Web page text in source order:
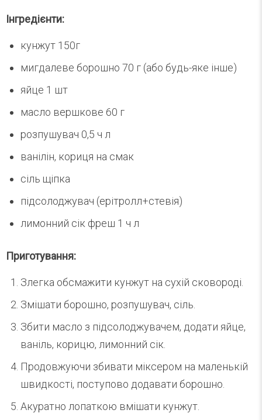
Інгредієнти:
кунжут 150г
мигдалеве борошно 70 г (або будь-яке інше)
яйце 1 шт
масло вершкове 60 г
розпушувач 0,5 ч л
ванілін, кориця на смак
сіль щіпка
підсолоджувач (ерітролл+стевія)
лимонний сік фреш 1 ч л
Приготування:
Злегка обсмажити кунжут на сухій сковороді.
Змішати борошно, розпушувач, сіль.
Збити масло з підсолоджувачем, додати яйце,
ваніль, корицю, лимонний сік.
Продовжуючи збивати міксером на маленькій
швидкості, поступово додавати борошно.
Акуратно лопаткою вмішати кунжут.